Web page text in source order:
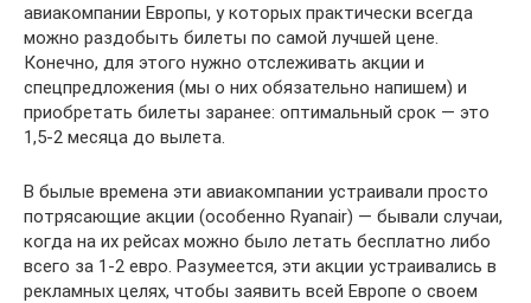
авиакомпании Европы, у которых практически всегда
можно раздобыть билеты по самой лучшей цене.
Конечно, для этого нужно отслеживать акции и
спецпредложения (мы о них обязательно напишем) и
приобретать билеты заранее: оптимальный срок — это
1,5-2 месяца до вылета.
В былые времена эти авиакомпании устраивали просто
потрясающие акции (особенно Ryanair) — бывали случаи,
когда на их рейсах можно было летать бесплатно либо
всего за 1-2 евро. Разумеется, эти акции устраивались в
рекламных целях, чтобы заявить всей Европе о своем